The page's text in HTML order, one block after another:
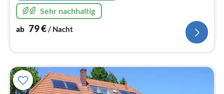
Sehr nachhaltig
ab 79€/ Nacht